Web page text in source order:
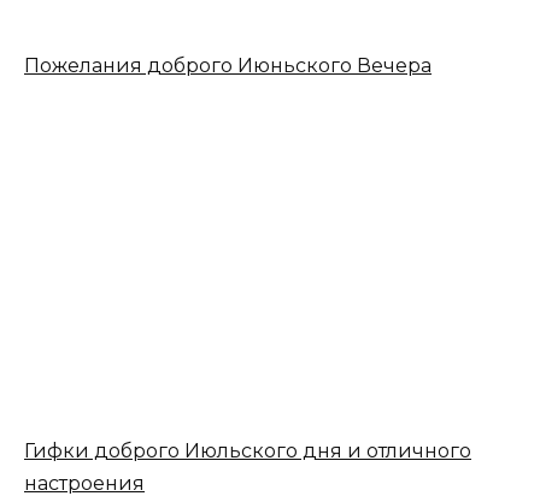
Пожелания доброго Июньского Вечера
Гифки доброго Июльского дня и отличного
настроения